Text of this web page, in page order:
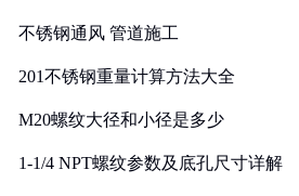
不锈钢通风 管道施工
201不锈钢重量计算方法大全
M20螺纹大径和小径是多少
1-1/4 NPT螺纹参数及底孔尺寸详解